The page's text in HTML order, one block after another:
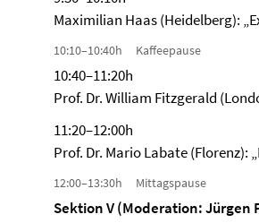
Maximilian Haas (Heidelberg):
10:10–10:40h Kaffeepause
10:40–11:20h
Prof. Dr. William Fitzgerald
11:20–12:00h
Prof. Dr. Mario Labate
12:00–13:30h Mittagspause
Sektion V (Moderation: Jürgen